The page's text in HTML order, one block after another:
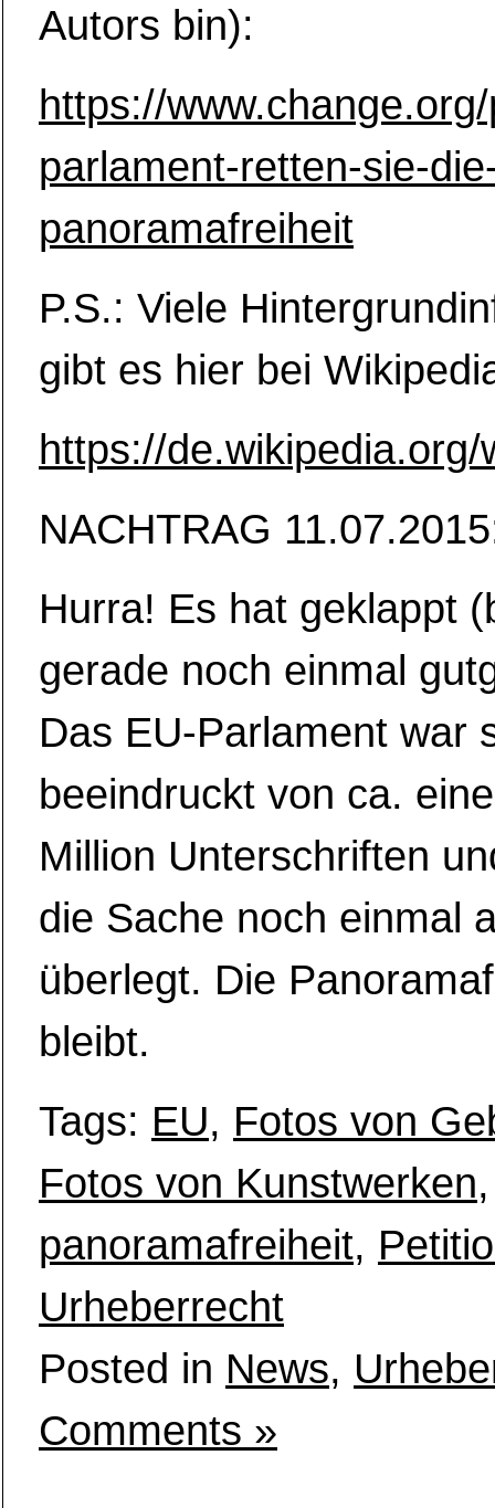
Autors bin):
https://
parlament-retten-sie-
panoramafreiheit
P.S.: Viele
gibt es hier bei
https://
NACHTRAG
Hurra! Es hat geklappt
gerade noch einmal
Das EU-Parlament war
beeindruckt von ca.
Million Unterschriften
die Sache noch einmal
überlegt. Die
bleibt.
Tags: EU, Fotos von
Fotos von Kunstwerken,
panoramafreiheit,
Urheberrecht
Posted in News,
Comments »